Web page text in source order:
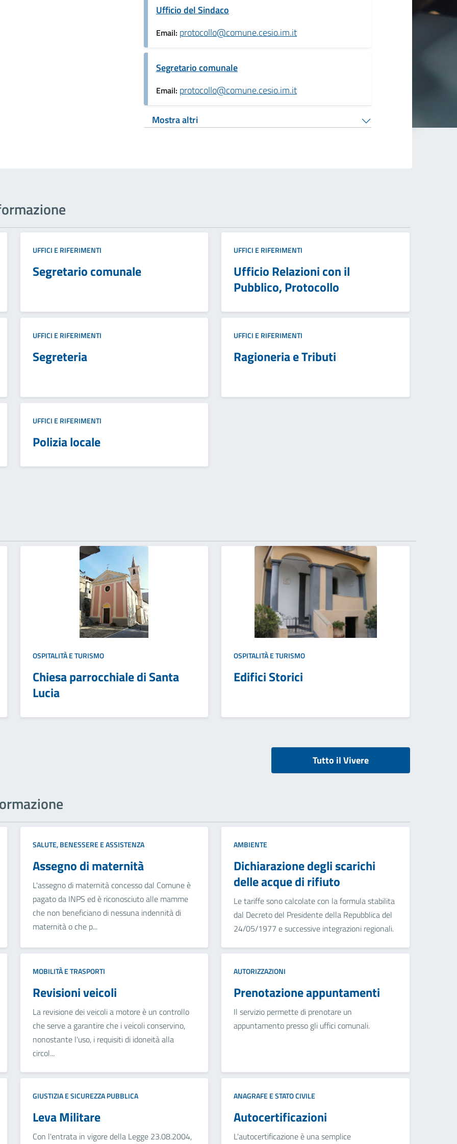
Ufficio del Sindaco
Email: protocollo@comune.cesio.im.it
Segretario comunale
Email: protocollo@comune.cesio.im.it
Mostra altri
UFFICI E RIFERIMENTI
Segretario comunale
UFFICI E RIFERIMENTI
Ufficio Relazioni con il
Pubblico, Protocollo
UFFICI E RIFERIMENTI
Segreteria
UFFICI E RIFERIMENTI
Ragioneria e Tributi
UFFICI E RIFERIMENTI
Polizia locale
OSPITALITÀ E TURISMO
Chiesa parrocchiale di Santa
Lucia
OSPITALITÀ E TURISMO
Edifici Storici
Tutto il Vivere
SALUTE, BENESSERE E ASSISTENZA
Assegno di maternità
L'assegno di maternità concesso dal Comune è
pagato da INPS ed è riconosciuto alle mamme
che non beneficiano di nessuna indennità di
maternità o che p...
AMBIENTE
Dichiarazione degli scarichi
delle acque di rifiuto
Le tariffe sono calcolate con la formula stabilita
dal Decreto del Presidente della Repubblica del
24/05/1977 e successive integrazioni regionali.
MOBILITÀ E TRASPORTI
Revisioni veicoli
La revisione dei veicoli a motore è un controllo
che serve a garantire che i veicoli conservino,
nonostante l'uso, i requisiti di idoneità alla
circol...
AUTORIZZAZIONI
Prenotazione appuntamenti
Il servizio permette di prenotare un
appuntamento presso gli uffici comunali.
GIUSTIZIA E SICUREZZA PUBBLICA
Leva Militare
Con l'entrata in vigore della Legge 23.08.2004,
ANAGRAFE E STATO CIVILE
Autocertificazioni
L'autocertificazione è una semplice